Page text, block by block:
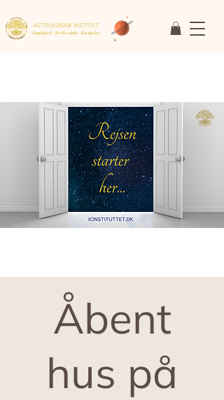
ASTROLOGISK INSTITUT
Faglighed • Fællesskab• Fornyelse
Åbent
hus på